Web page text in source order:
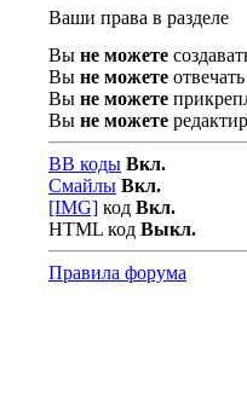
Ваши права в разделе
Вы не можете
Вы не можете
Вы не можете
Вы не можете
BB коды Вкл.
Смайлы Вкл.
[IMG] код Вкл.
HTML код Выкл.
Правила форума